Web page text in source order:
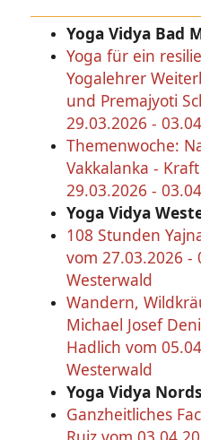
Yoga Vidya Bad
Yoga für ein
Yogalehrer
und Premajyoti
29.03.2026 -
Themenwoche:
Vakkalanka -
29.03.2026 -
Yoga Vidya
108 Stunden
vom 27.03.2026 -
Westerwald
Wandern,
Michael Josef
Hadlich vom
Westerwald
Yoga Vidya
Ganzheitliches